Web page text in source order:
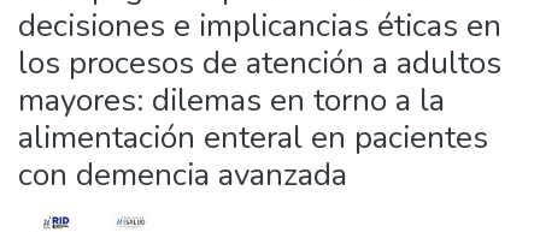
decisiones e implicancias éticas en
los procesos de atención a adultos
mayores: dilemas en torno a la
alimentación enteral en pacientes
con demencia avanzada